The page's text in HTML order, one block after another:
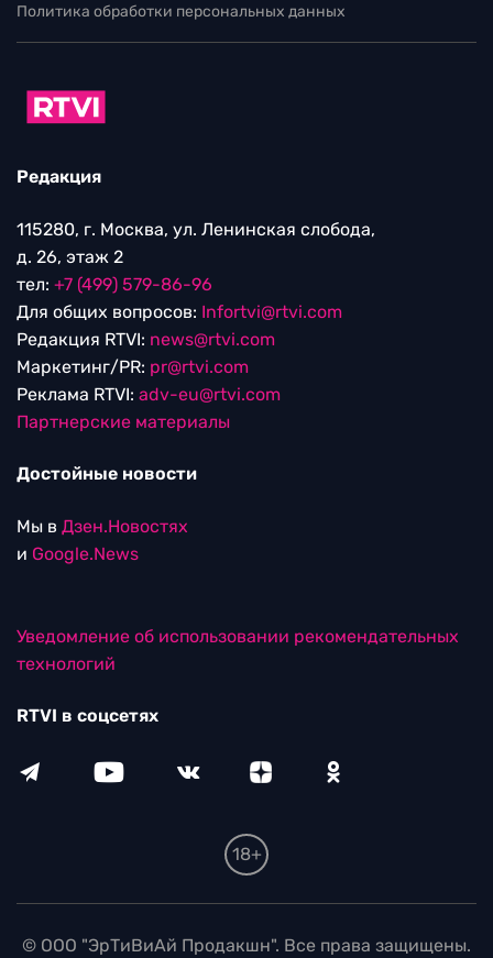
Политика обработки персональных данных
Редакция
115280, г. Москва, ул. Ленинская слобода,
д. 26, этаж 2
тел: +7 (499) 579-86-96
Для общих вопросов: Infortvi@rtvi.com
Редакция RTVI: news@rtvi.com
Маркетинг/PR: pr@rtvi.com
Реклама RTVI: adv-eu@rtvi.com
Партнерские материалы
Достойные новости
Мы в Дзен.Новостях
и Google.News
Уведомление об использовании рекомендательных
технологий
RTVI в соцсетях
18+
© ООО "ЭрТиВиАй Продакшн". Все права защищены.